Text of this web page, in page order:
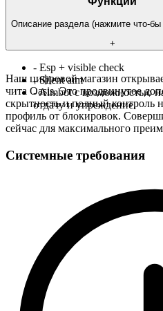
Описание раздела (нажмите что-бы
+
- Esp + visible check
- Silent aim
- Aimbot с возможностью
отдачу и упреждение.
Наш цифровой магазин
чита Oasis. Это продвинутое
скрытность и полный контроль
профиль от блокировок.
сейчас для максимального
Системные требования